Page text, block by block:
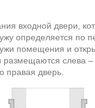
входной двери,
определяется по
помещения и
размещаются слева –
правая дверь.